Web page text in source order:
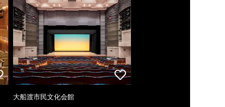
大船渡市民文化会館